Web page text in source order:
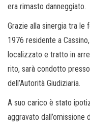
era rimasto danneggiato.
Grazie alla sinergia tra le
1976 residente a
localizzato e tratto in
rito, sarà condotto
dell’Autorità Giudiziaria.
A suo carico è stato
aggravato dall’omissione